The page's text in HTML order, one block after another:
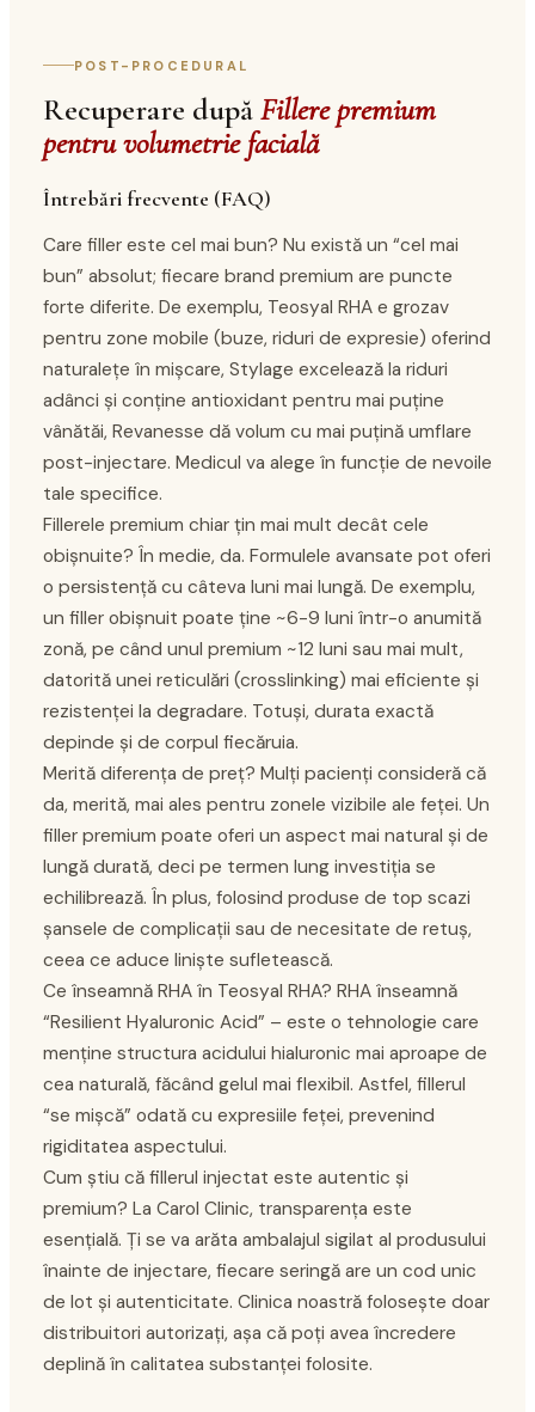
POST-PROCEDURAL
Recuperare dupăFillere premium
pentru volumetrie facială
Întrebări frecvente (FAQ)
Care filler este cel mai bun? Nu există un “cel mai
bun” absolut; fiecare brand premium are puncte
forte diferite. De exemplu, Teosyal RHA e grozav
pentru zone mobile (buze, riduri de expresie) oferind
naturalețe în mișcare, Stylage excelează la riduri
adânci și conține antioxidant pentru mai puține
vânătăi, Revanesse dă volum cu mai puțină umflare
post-injectare. Medicul va alege în funcție de nevoile
tale specifice.
Fillerele premium chiar țin mai mult decât cele
obișnuite? În medie, da. Formulele avansate pot oferi
o persistență cu câteva luni mai lungă. De exemplu,
un filler obișnuit poate ține ~6-9 luni într-o anumită
zonă, pe când unul premium ~12 luni sau mai mult,
datorită unei reticulări (crosslinking) mai eficiente și
rezistenței la degradare. Totuși, durata exactă
depinde și de corpul fiecăruia.
Merită diferența de preț? Mulți pacienți consideră că
da, merită, mai ales pentru zonele vizibile ale feței. Un
filler premium poate oferi un aspect mai natural și de
lungă durată, deci pe termen lung investiția se
echilibrează. În plus, folosind produse de top scazi
șansele de complicații sau de necesitate de retuș,
ceea ce aduce liniște sufletească.
Ce înseamnă RHA în Teosyal RHA? RHA înseamnă
“Resilient Hyaluronic Acid” – este o tehnologie care
menține structura acidului hialuronic mai aproape de
cea naturală, făcând gelul mai flexibil. Astfel, fillerul
“se mișcă” odată cu expresiile feței, prevenind
rigiditatea aspectului.
Cum știu că fillerul injectat este autentic și
premium? La Carol Clinic, transparența este
esențială. Ți se va arăta ambalajul sigilat al produsului
înainte de injectare, fiecare seringă are un cod unic
de lot și autenticitate. Clinica noastră folosește doar
distribuitori autorizați, așa că poți avea încredere
deplină în calitatea substanței folosite.